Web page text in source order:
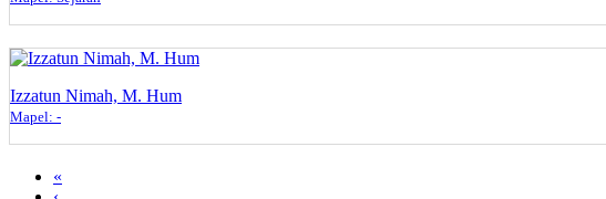
Izzatun Nimah, M. Hum
Mapel: -
«